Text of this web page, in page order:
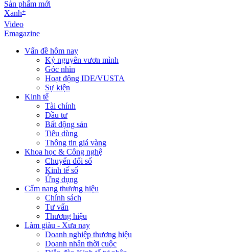
Sản phẩm mới
Xanh+
Video
Emagazine
Vấn đề hôm nay
Kỷ nguyên vươn mình
Góc nhìn
Hoạt động IDE/VUSTA
Sự kiện
Kinh tế
Tài chính
Đầu tư
Bất động sản
Tiêu dùng
Thông tin giá vàng
Khoa học & Công nghệ
Chuyển đổi số
Kinh tế số
Ứng dụng
Cẩm nang thương hiệu
Chính sách
Tư vấn
Thương hiệu
Làm giàu - Xưa nay
Doanh nghiệp thương hiệu
Doanh nhân thời cuộc